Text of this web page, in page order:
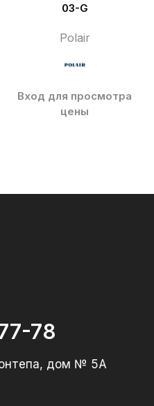
03-G
Polair
Вход для просмотра
цены
78
дом № 5А